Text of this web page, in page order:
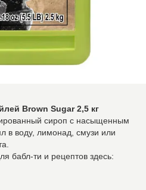
Brown Sugar 2,5 кг
сироп с насыщенным
в воду, лимонад, смузи или
бабл-ти и рецептов здесь: